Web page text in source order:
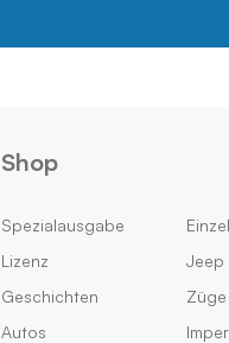
Shop
Spezialausgabe
Lizenz
Geschichten
Autos
Jeep
Züge